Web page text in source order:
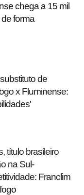
chega a 15 mil
forma
de
x Fluminense:
título brasileiro
na Sul-
Franclim